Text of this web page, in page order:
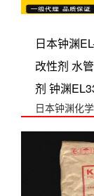
日本钟渊
改性剂 水
剂 钟渊
日本钟渊化